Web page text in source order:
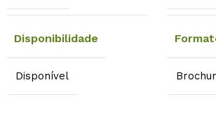
Disponibilidade
Disponível